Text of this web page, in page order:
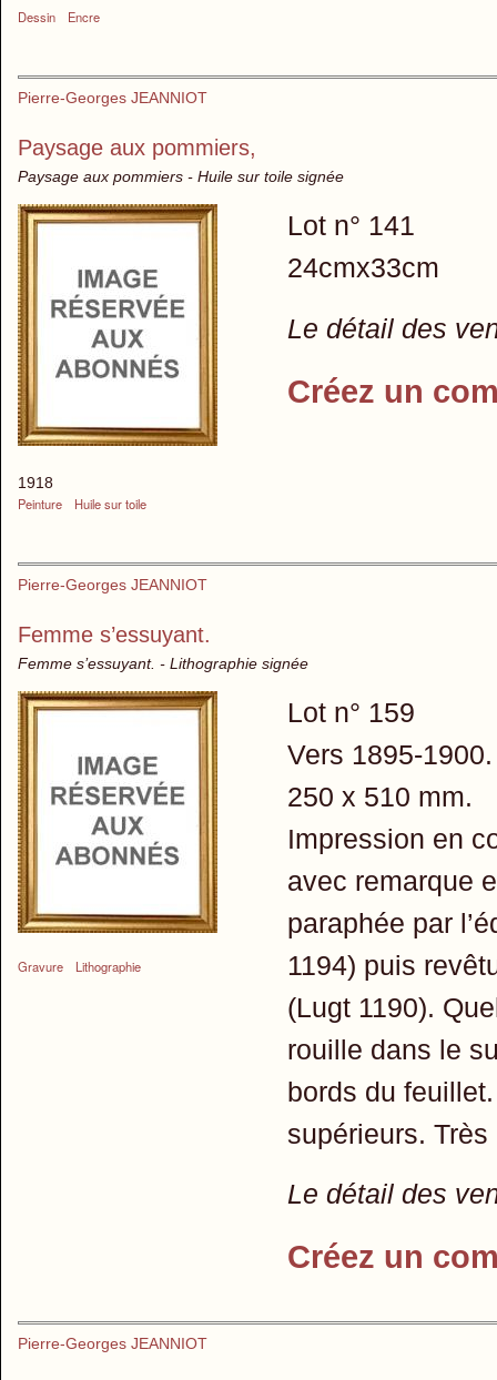
Dessin Encre
Pierre-Georges JEANNIOT
Paysage aux pommiers,
Paysage aux pommiers - Huile sur toile signée
1918
Peinture
Huile sur toile
Lot n° 141
24cmx33cm
Le détail des
Créez un
Pierre-Georges JEANNIOT
Femme s’essuyant.
Femme s’essuyant. - Lithographie signée
Gravure Lithographie
Lot n° 159
Vers 1895-
250 x 510 mm.
Impression en
avec remarque
paraphée par
1194) puis
(Lugt 1190).
rouille dans le
bords du
supérieurs.
Le détail des
Créez un
Pierre-Georges JEANNIOT